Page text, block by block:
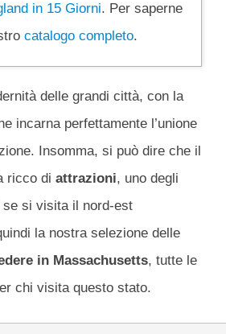
in 15 Giorni. Per saperne
catalogo completo.
delle grandi città, con la
incarna perfettamente l’unione
Insomma, si può dire che il
ricco di attrazioni, uno degli
si visita il nord-est
la nostra selezione delle
in Massachusetts, tutte le
chi visita questo stato.